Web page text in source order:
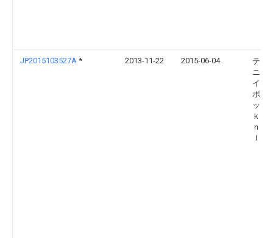
JP2015103527A * 2013-11-22 2015-06-04
テク
ニク
イン
ポレ
ッド
ｋｔ
ｎｉ
Ｉｎ